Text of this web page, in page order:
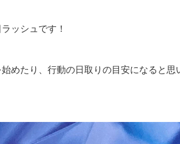
ッシュです！
めたり、行動の日取りの目安になると思